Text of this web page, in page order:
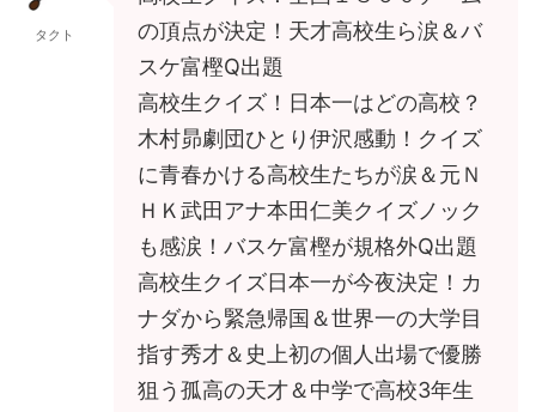
タクト
の頂点が決定！天才高校生ら涙＆バ
スケ富樫Q出題
高校生クイズ！日本一はどの高校？
木村昴劇団ひとり伊沢感動！クイズ
に青春かける高校生たちが涙＆元Ｎ
ＨＫ武田アナ本田仁美クイズノック
も感涙！バスケ富樫が規格外Q出題
高校生クイズ日本一が今夜決定！カ
ナダから緊急帰国＆世界一の大学目
指す秀才＆史上初の個人出場で優勝
狙う孤高の天才＆中学で高校3年生